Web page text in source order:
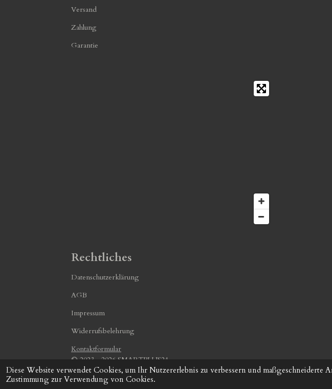
Diese Website verwendet Cookies, um Ihr Nutzererlebnis zu verbessern und
Zustimmung zur Verwendung von Cookies.
Versand
Zahlung
Garantie
Rechtliches
Datenschutzerklärung
AGB
Impressum
Widerrufsbelehrung
Kontaktformular
© 2023 - 2026 SMARTPLUS24